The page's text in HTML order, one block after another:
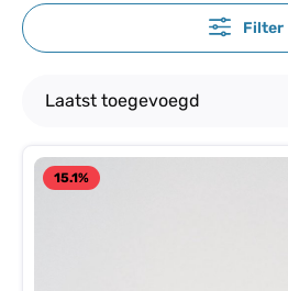
Filter
15.1%